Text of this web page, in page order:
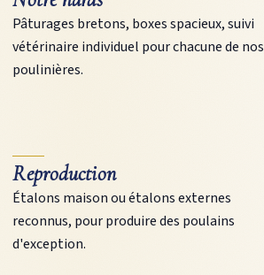
Pâturages bretons, boxes spacieux, suivi
vétérinaire individuel pour chacune de nos
poulinières.
Reproduction
Étalons maison ou étalons externes
reconnus, pour produire des poulains
d'exception.